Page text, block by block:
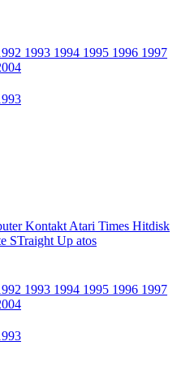
1993 1994 1995 1996 1997
Kontakt Atari Times Hitdisk
STraight Up atos
1993 1994 1995 1996 1997